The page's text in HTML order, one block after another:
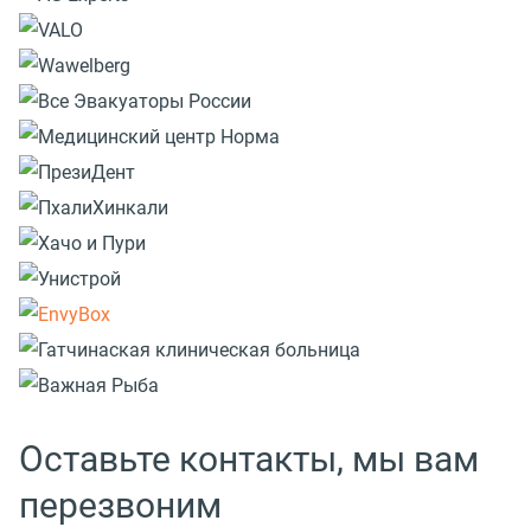
Оставьте контакты, мы вам
перезвоним